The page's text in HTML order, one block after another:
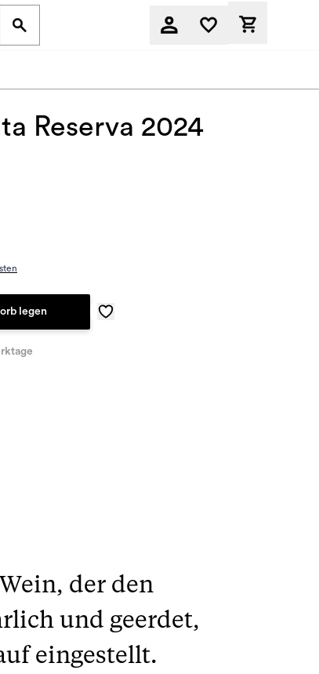
Reserva 2024
legen
der den
und geerdet,
eingestellt.